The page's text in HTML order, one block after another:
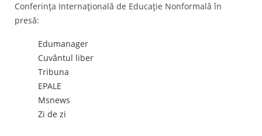
Conferința Internațională de Educație Nonformală în
presă:
Edumanager
Cuvântul liber
Tribuna
EPALE
Msnews
Zi de zi